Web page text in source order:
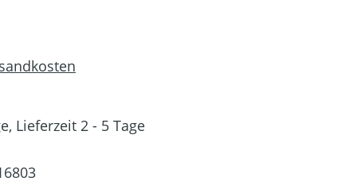
Lieferzeit 2 - 5 Tage